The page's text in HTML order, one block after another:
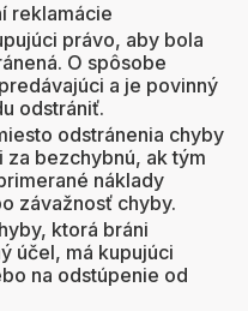
reklamácie
právo, aby bola
O spôsobe
a je povinný
odstrániť.
odstránenia chyby
bezchybnú, ak tým
náklady
závažnosť chyby.
ktorá bráni
účel, má kupujúci
na odstúpenie od